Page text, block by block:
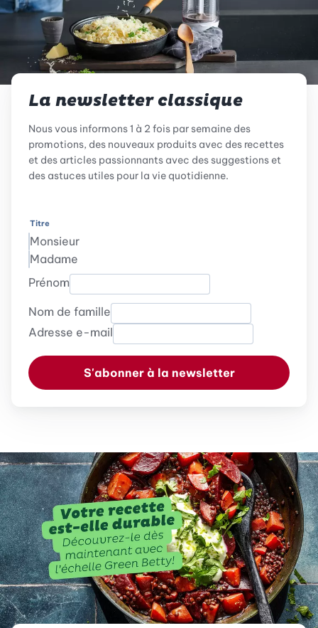
La newsletter classique
Nous vous informons 1 à 2 fois par semaine des
promotions, des nouveaux produits avec des recettes
et des articles passionnants avec des suggestions et
des astuces utiles pour la vie quotidienne.
Titre
Monsieur
Madame
Prénom
Nom de famille
Adresse e-mail
S'abonner à la newsletter